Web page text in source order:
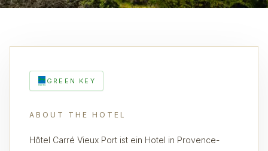
GREEN KEY
ABOUT THE HOTEL
Hôtel Carré Vieux Port ist ein Hotel in Provence-